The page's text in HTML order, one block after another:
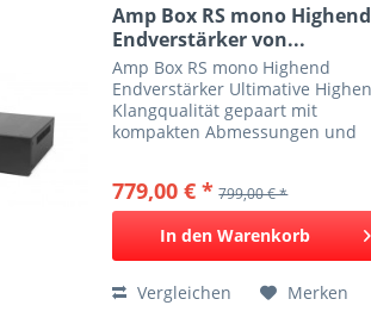
Amp Box RS mono Highend
Endverstärker von...
Amp Box RS mono Highend
Endverstärker Ultimative
Klangqualität gepaart mit
kompakten Abmessungen und
Highend-Endstufe aus: 1.
Aufwändiger Monoaufbau 2.
Hocheffiziente und...
779,00 € * 799,00 € *
In den Warenkorb
Vergleichen Merken